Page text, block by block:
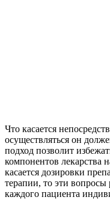
Что касается
осуществляться он
подход позволит
компонентов лекарства
касается дозировки
терапии, то эти вопросы
каждого пациента